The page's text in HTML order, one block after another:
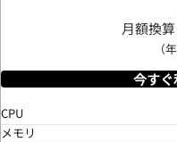
月額換算
（
今す
CPU
メモリ